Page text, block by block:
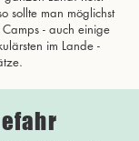
sollte man möglichst
- auch einige
im Lande -